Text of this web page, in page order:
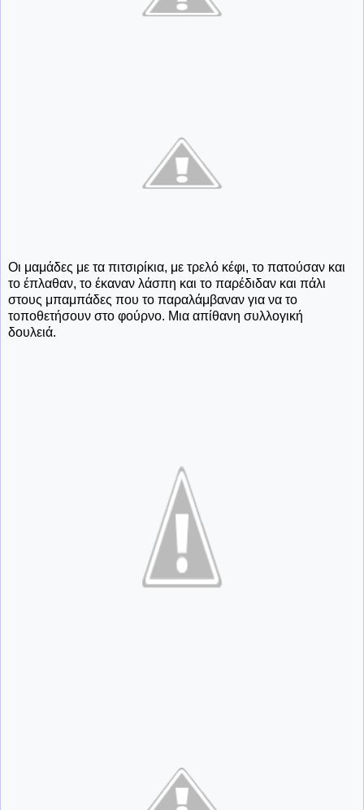
Οι μαμάδες με τα πιτσιρίκια, με τρελό κέφι, το πατούσαν και
το έπλαθαν, το έκαναν λάσπη και το παρέδιδαν και πάλι
στους μπαμπάδες που το παραλάμβαναν για να το
τοποθετήσουν στο φούρνο. Μια απίθανη συλλογική
δουλειά.